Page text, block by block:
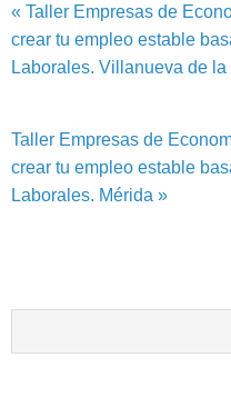
« Taller Empresas de
crear tu empleo estable
Laborales. Villanueva de la
Taller Empresas de
crear tu empleo estable
Laborales. Mérida »